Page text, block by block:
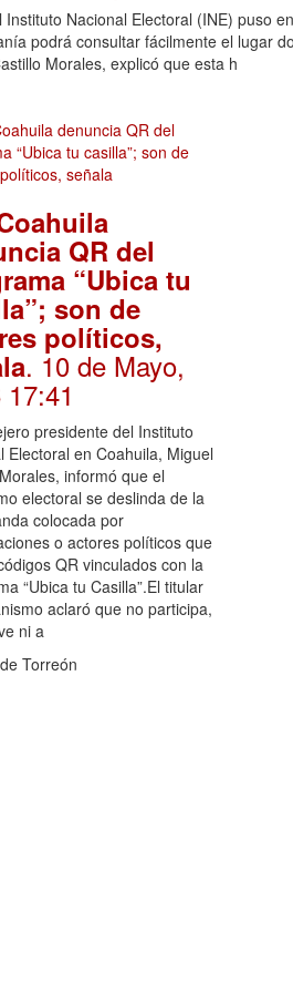
Nacional Electoral (INE) puso
podrá consultar fácilmente el lugar
Morales, explicó que esta h
QR del
“Ubica tu
son de
políticos,
. 10 de Mayo,
presidente del Instituto
Electoral en Coahuila, Miguel
informó que el
electoral se deslinda de la
colocada por
o actores políticos que
QR vinculados con la
“Ubica tu Casilla”.El titular
aclaró que no participa,
ni a
Torreón